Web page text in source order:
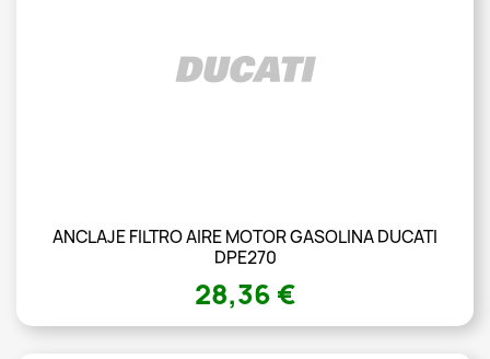
ANCLAJE FILTRO AIRE MOTOR GASOLINA DUCATI
DPE270
28,36 €